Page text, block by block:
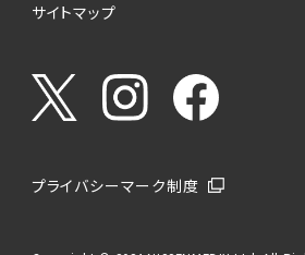
サイトマップ
プライバシーマーク制度